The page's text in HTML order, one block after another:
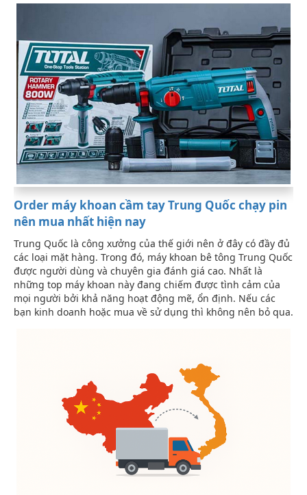
Order máy khoan cầm tay Trung Quốc chạy pin
nên mua nhất hiện nay
Trung Quốc là công xưởng của thế giới nên ở đây có đầy đủ
các loại mặt hàng. Trong đó, máy khoan bê tông Trung Quốc
được người dùng và chuyên gia đánh giá cao. Nhất là
những top máy khoan này đang chiếm được tình cảm của
mọi người bởi khả năng hoạt động mẽ, ổn định. Nếu các
bạn kinh doanh hoặc mua về sử dụng thì không nên bỏ qua.